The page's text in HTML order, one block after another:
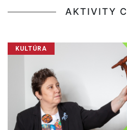
AKTIVITY
KULTÚRA